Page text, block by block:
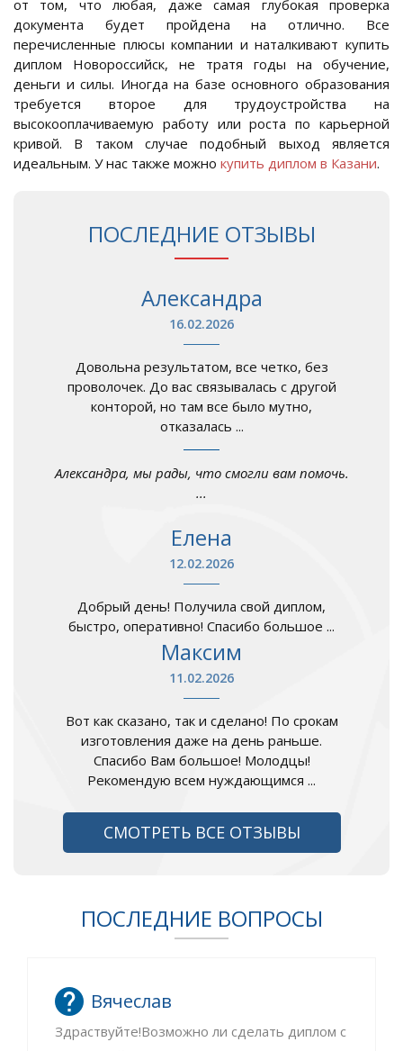
от том, что любая, даже самая глубокая проверка
документа будет пройдена на отлично. Все
перечисленные плюсы компании и наталкивают купить
диплом Новороссийск, не тратя годы на обучение,
деньги и силы. Иногда на базе основного образования
требуется второе для трудоустройства на
высокооплачиваемую работу или роста по карьерной
кривой. В таком случае подобный выход является
идеальным. У нас также можно купить диплом в Казани.
ПОСЛЕДНИЕ ОТЗЫВЫ
Александра
16.02.2026
Довольна результатом, все четко, без
проволочек. До вас связывалась с другой
конторой, но там все было мутно,
отказалась ...
Александра, мы рады, что смогли вам помочь.
...
Елена
12.02.2026
Добрый день! Получила свой диплом,
быстро, оперативно! Спасибо большое ...
Максим
11.02.2026
Вот как сказано, так и сделано! По срокам
изготовления даже на день раньше.
Спасибо Вам большое! Молодцы!
Рекомендую всем нуждающимся ...
СМОТРЕТЬ ВСЕ ОТЗЫВЫ
ПОСЛЕДНИЕ ВОПРОСЫ
Вячеслав
Здраствуйте!Возможно ли сделать диплом с